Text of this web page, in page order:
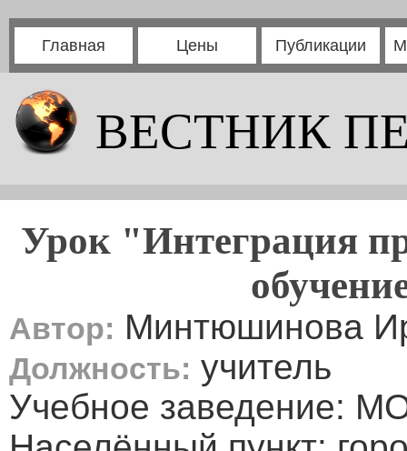
Главная Цены Публикации
ВЕСТНИК
Урок "Интеграция
Автор: Минтюшинова
Должность: учитель
Учебное заведение: